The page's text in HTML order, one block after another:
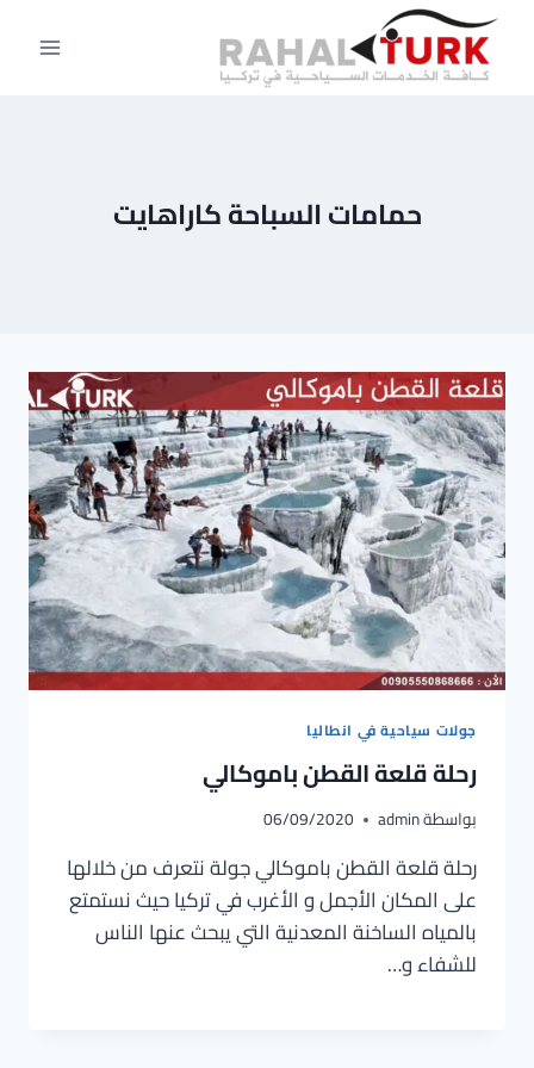
التجاوز
المحتوى
حمامات السباحة كاراهايت
جولات سياحية في انطاليا
رحلة قلعة القطن باموكالي
بواسطةadmin
06/09/2020
رحلة قلعة القطن باموكالي جولة نتعرف من خلالها
على المكان الأجمل و الأغرب في تركيا حيث نستمتع
بالمياه الساخنة المعدنية التي يبحث عنها الناس
للشفاء و…